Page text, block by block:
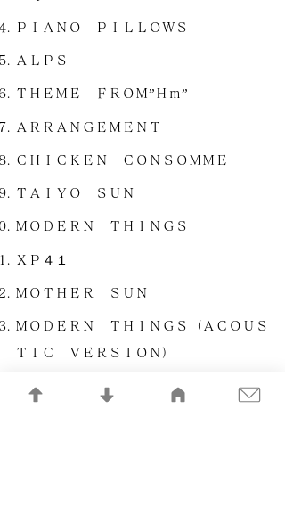
ＰＩＡＮＯ ＰＩＬＬＯＷＳ
ＡＬＰＳ
ＴＨＥＭＥ ＦＲＯＭ”Ｈｍ”
ＡＲＲＡＮＧＥＭＥＮＴ
ＣＨＩＣＫＥＮ ＣＯＮＳＯＭＭＥ
ＴＡＩＹＯ ＳＵＮ
ＭＯＤＥＲＮ ＴＨＩＮＧＳ
ＸＰ４１
ＭＯＴＨＥＲ ＳＵＮ
ＭＯＤＥＲＮ ＴＨＩＮＧＳ（ＡＣＯＵＳ
ＴＩＣ ＶＥＲＳＩＯＮ）
ＴＨＥＭＥ ＦＲＯＭ ＦＵＪＩ ＡＶ